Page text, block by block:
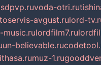
voda-otri.ru
avgust.rulord-
lordfilm7.ru
un-believable.ru
muz-1.ru